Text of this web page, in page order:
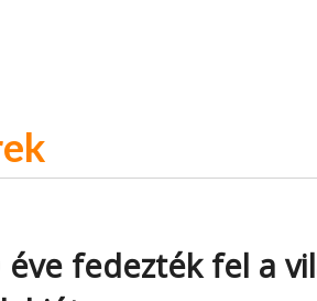
éve fedezték fel a